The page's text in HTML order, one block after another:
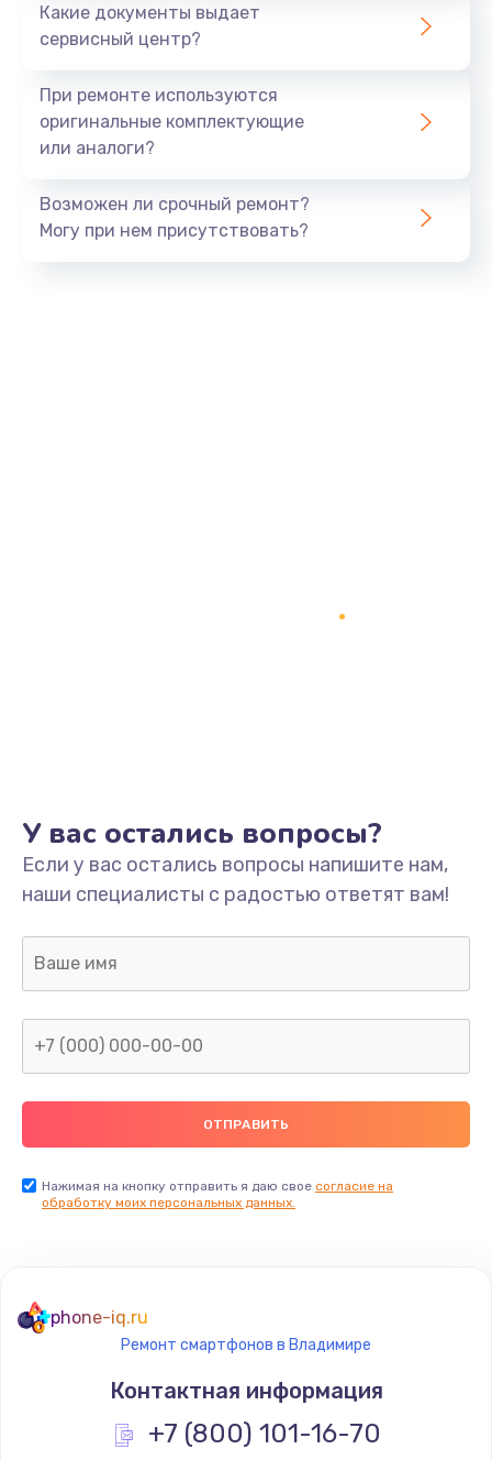
Восстановление данных
Заказать
1060 руб.
995 руб.
Заказать
Замена шлейфа матрицы
2600 руб.
Замена видеочипа
Ремонт разъема питания
745 руб.
Заказать
Замена видеокарты
Какие документы выдает
сервисный центр?
При ремонте используются
оригинальные комплектующие
или аналоги?
Возможен ли срочный ремонт?
Могу при нем присутствовать?
У вас остались вопросы?
Если у вас остались вопросы напишите нам,
наши специалисты с радостью ответят вам!
Нажимая на кнопку отправить я даю свое согласие на
обработку моих персональных данных.
phone-iq.ru
Ремонт смартфонов в Владимире
Контактная информация
+7 (800) 101-16-70